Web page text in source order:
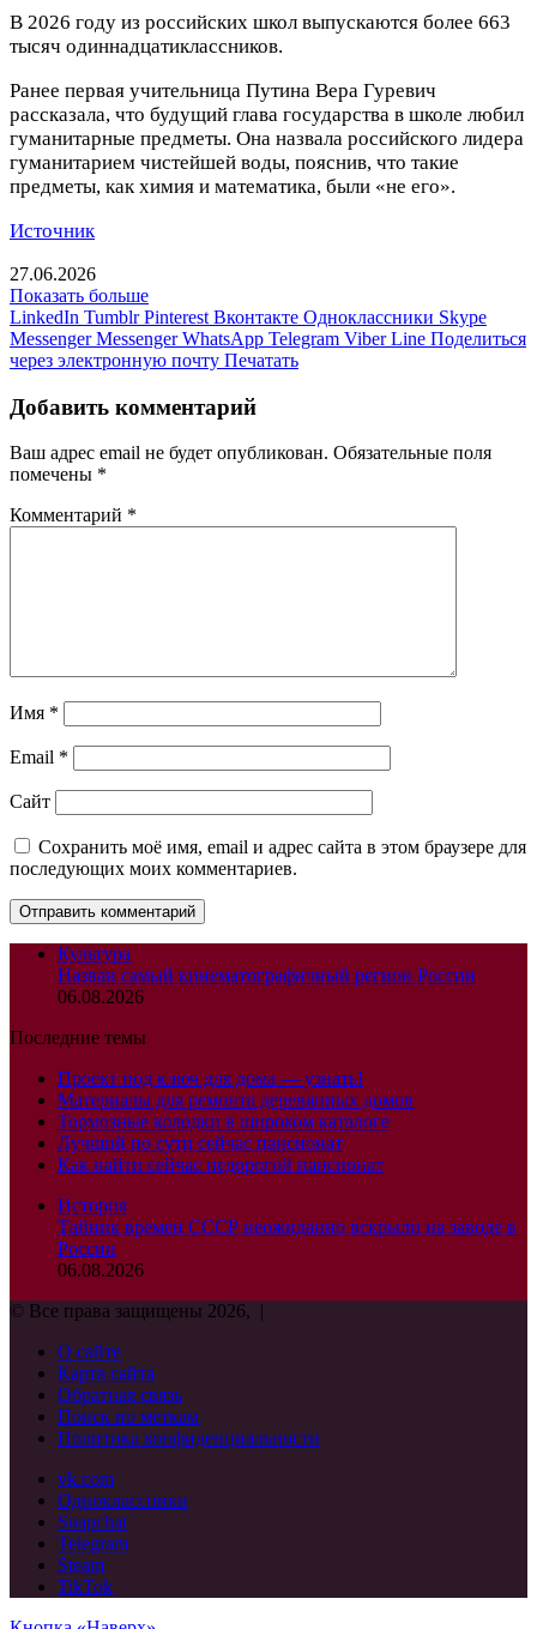
В 2026 году из российских школ выпускаются более 663
тысяч одиннадцатиклассников.
Ранее первая учительница Путина Вера Гуревич
рассказала, что будущий глава государства в школе любил
гуманитарные предметы. Она назвала российского лидера
гуманитарием чистейшей воды, пояснив, что такие
предметы, как химия и математика, были «не его».
Источник
27.06.2026
Показать больше
LinkedIn Tumblr Pinterest Вконтакте Одноклассники Skype
Messenger Messenger WhatsApp Telegram Viber Line Поделиться
через электронную почту Печатать
Добавить комментарий
Ваш адрес email не будет опубликован. Обязательные поля
помечены *
Комментарий *
Имя *
Email *
Сайт
Сохранить моё имя, email и адрес сайта в этом браузере для
последующих моих комментариев.
Культура
Назван самый кинематографичный регион России
06.08.2026
Последние темы
Проект под ключ для дома — узнать!
Материалы для ремонта деревянных домов
Тормозные колодки в широком каталоге
Лучший по сути сейчас пансионат
Как найти сейчас недорогой пансионат
История
Тайник времен СССР неожиданно вскрыли на заводе в
России
06.08.2026
© Все права защищены 2026, |
О сайте
Карта сайта
Обратная связь
Поиск по меткам
Политика конфиденциальности
vk.com
Одноклассники
Snapchat
Telegram
Steam
TikTok